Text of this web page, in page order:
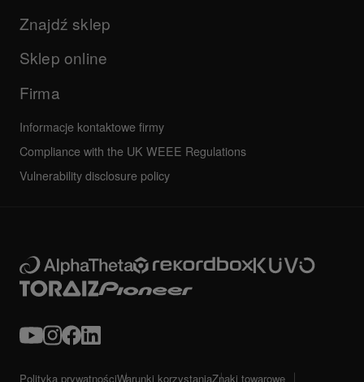
Podręczniki i dokumentacja
Program certyfikacji AlphaTheta
Najczęściej zadawane pytania
Forum społeczności
Firma
Inne
Wszystkie aktualności
Znajdź sklep
Sklep online
Firma
Informacje kontaktowe firmy
Compliance with the UK WEEE Regulations
Vulnerability disclosure policy
Polityka prywatnościWarunki korzystaniaZnaki towarowe